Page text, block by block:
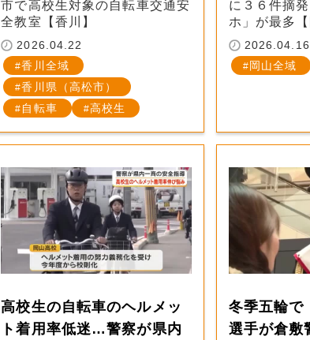
市で高校生対象の自転車交通安
全教室【香川】
2026.04.22
香川全域
香川県（高松市）
自転車
高校生
に３６件摘
ホ」が最多【
2026.04.16
岡山全域
高校生の自転車のヘルメッ
ト着用率低迷…警察が県内
冬季五輪で
選手が倉敷